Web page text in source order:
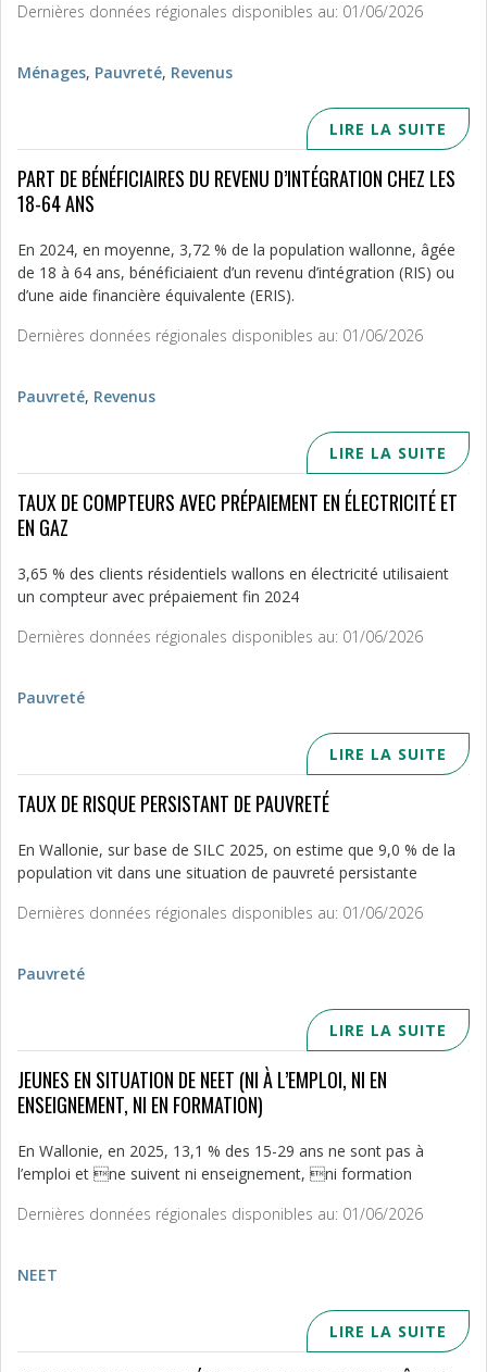
Dernières données régionales disponibles au: 01/06/2026
Ménages, Pauvreté, Revenus
LIRE LA SUITE
PART DE BÉNÉFICIAIRES DU REVENU D’INTÉGRATION CHEZ LES
18-64 ANS
En 2024, en moyenne, 3,72 % de la population wallonne, âgée
de 18 à 64 ans, bénéficiaient d’un revenu d’intégration (RIS) ou
d’une aide financière équivalente (ERIS).
Dernières données régionales disponibles au: 01/06/2026
Pauvreté, Revenus
LIRE LA SUITE
TAUX DE COMPTEURS AVEC PRÉPAIEMENT EN ÉLECTRICITÉ ET
EN GAZ
3,65 % des clients résidentiels wallons en électricité utilisaient
un compteur avec prépaiement fin 2024
Dernières données régionales disponibles au: 01/06/2026
Pauvreté
LIRE LA SUITE
TAUX DE RISQUE PERSISTANT DE PAUVRETÉ
En Wallonie, sur base de SILC 2025, on estime que 9,0 % de la
population vit dans une situation de pauvreté persistante
Dernières données régionales disponibles au: 01/06/2026
Pauvreté
LIRE LA SUITE
JEUNES EN SITUATION DE NEET (NI À L’EMPLOI, NI EN
ENSEIGNEMENT, NI EN FORMATION)
En Wallonie, en 2025, 13,1 % des 15-29 ans ne sont pas à
l’emploi et ne suivent ni enseignement, ni formation
Dernières données régionales disponibles au: 01/06/2026
NEET
LIRE LA SUITE